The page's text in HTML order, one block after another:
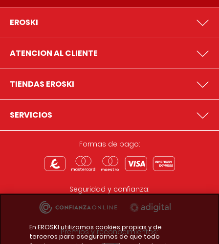
EROSKI
ATENCION AL CLIENTE
TIENDAS EROSKI
SERVICIOS
Formas de pago:
Seguridad y confianza:
Premios y reconocimientos:
En EROSKI utilizamos cookies propias y de
terceros para asegurarnos de que todo